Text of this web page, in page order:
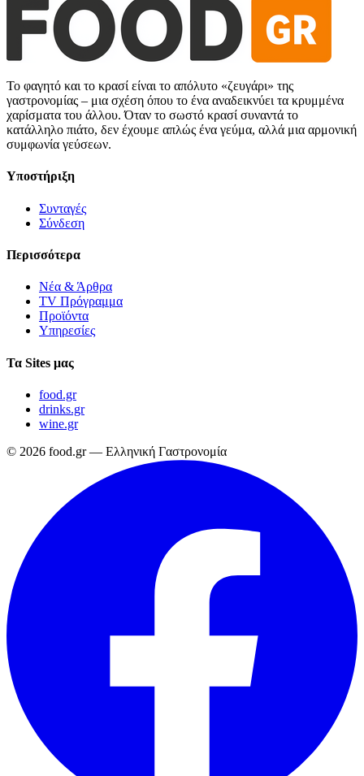
Το φαγητό και το κρασί είναι το απόλυτο «ζευγάρι» της
γαστρονομίας – μια σχέση όπου το ένα αναδεικνύει τα κρυμμένα
χαρίσματα του άλλου. Όταν το σωστό κρασί συναντά το
κατάλληλο πιάτο, δεν έχουμε απλώς ένα γεύμα, αλλά μια αρμονική
συμφωνία γεύσεων.
Υποστήριξη
Συνταγές
Σύνδεση
Περισσότερα
Νέα & Άρθρα
TV Πρόγραμμα
Προϊόντα
Υπηρεσίες
Τα Sites μας
food.gr
drinks.gr
wine.gr
© 2026 food.gr — Ελληνική Γαστρονομία